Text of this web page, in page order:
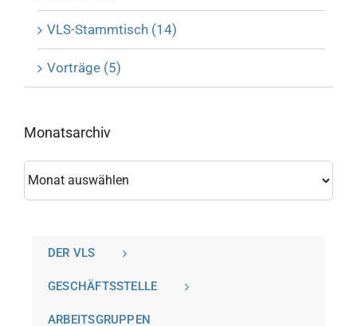
VLS-Stammtisch (14)
Vorträge (5)
Monatsarchiv
DER VLS
GESCHÄFTSSTELLE
ARBEITSGRUPPEN